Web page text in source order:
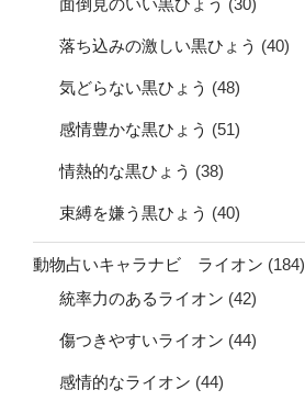
面倒見のいい黒ひょう (30)
落ち込みの激しい黒ひょう (40)
気どらない黒ひょう (48)
感情豊かな黒ひょう (51)
情熱的な黒ひょう (38)
束縛を嫌う黒ひょう (40)
動物占いキャラナビ ライオン (184)
統率力のあるライオン (42)
傷つきやすいライオン (44)
感情的なライオン (44)